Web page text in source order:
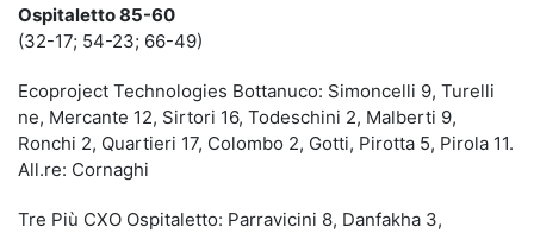
Ospitaletto 85-60
(32-17; 54-23; 66-49)
Ecoproject Technologies Bottanuco: Simoncelli 9, Turelli
ne, Mercante 12, Sirtori 16, Todeschini 2, Malberti 9,
Ronchi 2, Quartieri 17, Colombo 2, Gotti, Pirotta 5, Pirola 11.
All.re: Cornaghi
Tre Più CXO Ospitaletto: Parravicini 8, Danfakha 3,